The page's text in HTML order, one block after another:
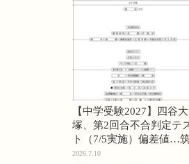
【中学受験2027】四谷大
塚、第2回合不合判定テ
ト（7/5実施）偏差値…
74・桜蔭70＜PR＞
2026.7.10